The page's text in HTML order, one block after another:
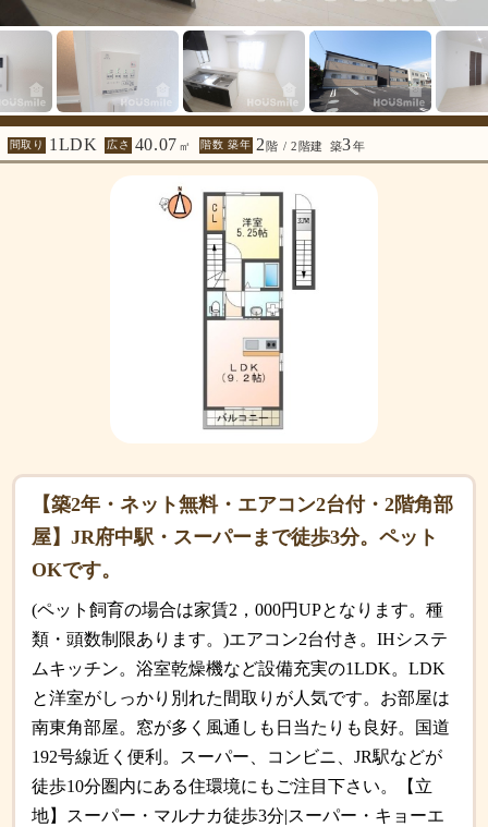
間取り 1LDK 広さ 40.07 ㎡ 階数 築年 2 階 / 2階建 築3年
【築2年・ネット無料・エアコン2台付・2階角部
屋】JR府中駅・スーパーまで徒歩3分。ペット
OKです。
(ペット飼育の場合は家賃2，000円UPとなります。種
類・頭数制限あります。)エアコン2台付き。IHシステ
ムキッチン。浴室乾燥機など設備充実の1LDK。LDK
と洋室がしっかり別れた間取りが人気です。お部屋は
南東角部屋。窓が多く風通しも日当たりも良好。国道
192号線近く便利。スーパー、コンビニ、JR駅などが
徒歩10分圏内にある住環境にもご注目下さい。【立
地】スーパー・マルナカ徒歩3分|スーパー・キョーエ